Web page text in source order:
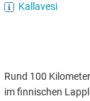
Kallavesi
Rund 100
im finnischen